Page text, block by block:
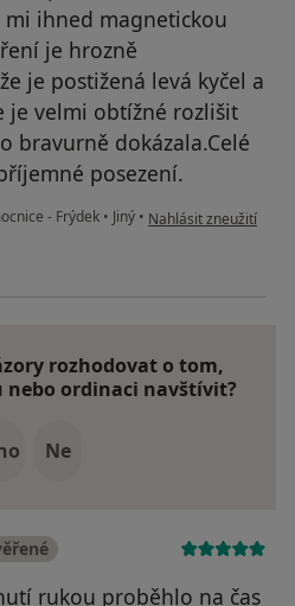
ihned magnetickou
je hrozně
je postižená levá kyčel a
je velmi obtížné rozlišit
bravurně dokázala.Celé
posezení.
- Frýdek • Jiný • podle názoru
Nahlásit zneužití
rozhodovat o tom,
nebo ordinaci navštívit?
Ne
rukou proběhlo na čas